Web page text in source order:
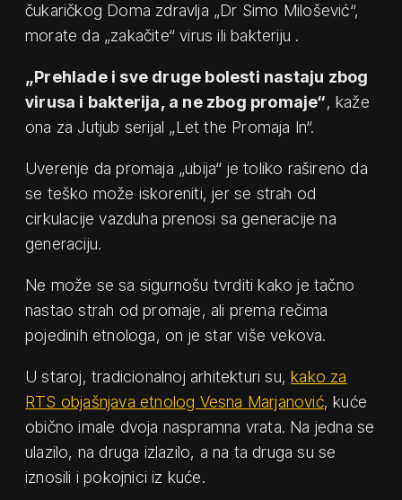
čukaričkog Doma zdravlja „Dr Simo Milošević“,
morate da „zakačite“ virus ili bakteriju .
„Prehlade i sve druge bolesti nastaju zbog
virusa i bakterija, a ne zbog promaje“, kaže
ona za Jutjub serijal „Let the Promaja In“.
Uverenje da promaja „ubija“ je toliko rašireno da
se teško može iskoreniti, jer se strah od
cirkulacije vazduha prenosi sa generacije na
generaciju.
Ne može se sa sigurnošu tvrditi kako je tačno
nastao strah od promaje, ali prema rečima
pojedinih etnologa, on je star više vekova.
U staroj, tradicionalnoj arhitekturi su,kako za
RTS objašnjava etnolog Vesna Marjanović, kuće
obično imale dvoja naspramna vrata. Na jedna se
ulazilo, na druga izlazilo, a na ta druga su se
iznosili i pokojnici iz kuće.